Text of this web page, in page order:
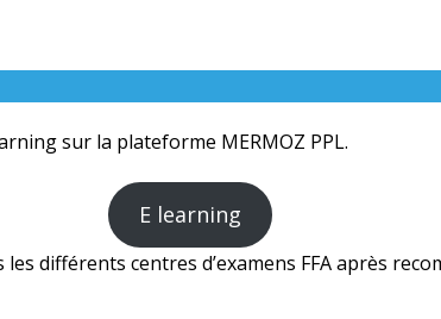
sur la plateforme MERMOZ PPL.
E learning
différents centres d’examens FFA après